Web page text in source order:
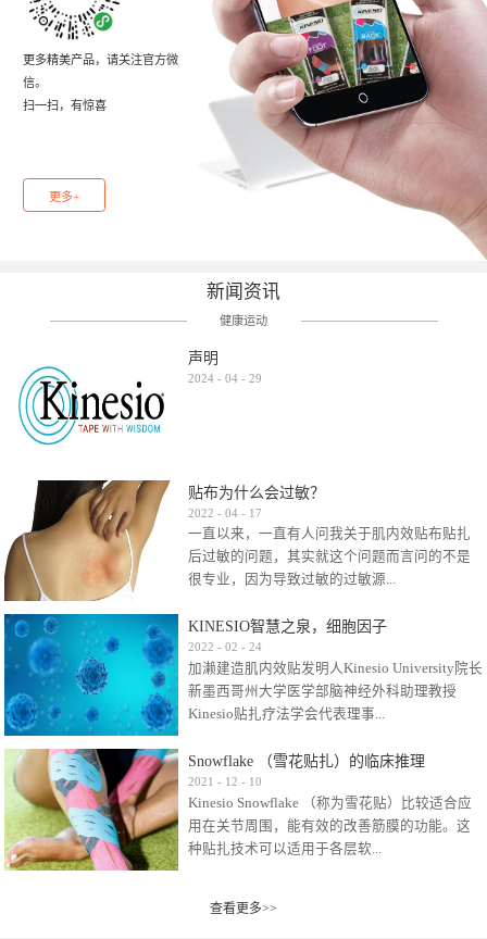
更多精美产品，请关注官方微
信。
扫一扫，有惊喜
更多+
新闻资讯
健康运动
声明
2024 - 04 - 29
贴布为什么会过敏？
2022 - 04 - 17
一直以来，一直有人问我关于肌内效贴布贴扎
后过敏的问题，其实就这个问题而言问的不是
很专业，因为导致过敏的过敏源...
很多，比如试穿件衣服有时都会过敏，特定条
件下吃东西有时也会过敏，难道不吃不穿了？
其他品牌的在此我们不予评价，就KINESIO肌内
效贴布来说，40多年的研究开发制造肌内效贴
比如我本人，几乎天天接触KINESIO肌内效，无
论从皮肤适应性还是本人皮肤本身就不属于不
易过敏的那种，基本不会有过敏瘙痒的情况。
但是，当身体不适、休息不好、持续紧张等特
殊因素的影响下，有时还是会出现瘙痒过敏的
前后后居家近30天左右，感觉日子都日夜颠倒
KINESIO智慧之泉，细胞因子
2022 - 02 - 24
加濑建造肌内效贴发明人Kinesio University院长
新墨西哥州大学医学部脑神经外科助理教授
Kinesio贴扎疗法学会代表理事...
Kinesio Taping Association International
（KTAI）名誉会长 身体具有免疫、疼痛、细胞
破坏、发热、修复、增殖、再生等自然愈合能
力。 多作为细胞因子存在于皮肤表皮、真皮、
扎疗法）的效果是通过创造一个环境，使每种
Snowflake （雪花贴扎）的临床推理
2021 - 12 - 10
Kinesio Snowflake （称为雪花贴）比较适合应
用在关节周围，能有效的改善筋膜的功能。这
种贴扎技术可以适用于各层软...
组织:肌肉，肌腱，韧带（主要围绕有问题的关
查看更多>>